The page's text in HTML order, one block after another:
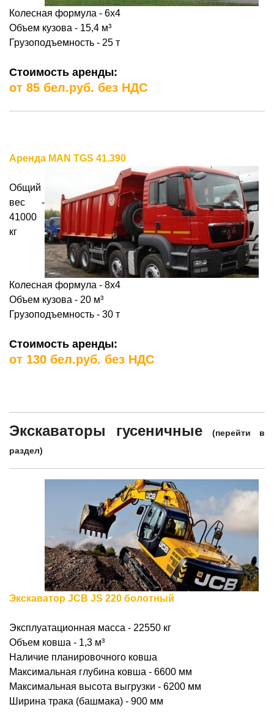
Колесная формула - 6х4
Объем кузова - 15,4 м³
Грузоподъемность - 25 т
Стоимость аренды:
от 85 бел.руб. без НДС
Аренда MAN TGS 41.390
Общий
вес -
41000
кг
Колесная формула - 8х4
Объем кузова - 20 м³
Грузоподъемность - 30 т
Стоимость аренды:
от 130 бел.руб. без НДС
Экскаваторы гусеничные(перейти в
раздел)
Экскаватор JCB JS 220 болотный
Эксплуатационная масса - 22550 кг
Объем ковша - 1,3 м³
Наличие планировочного ковша
Максимальная глубина ковша - 6600 мм
Максимальная высота выгрузки - 6200 мм
Ширина трака (башмака) - 900 мм